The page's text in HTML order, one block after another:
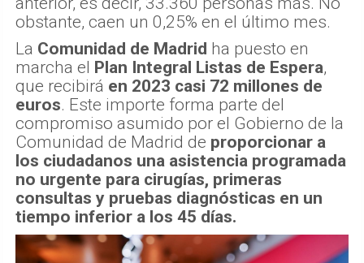
obstante, caen un 0,25% en el último mes.
La Comunidad de Madrid ha puesto en
marcha el Plan Integral Listas de Espera,
que recibirá en 2023 casi 72 millones de
euros. Este importe forma parte del
compromiso asumido por el Gobierno de la
Comunidad de Madrid de proporcionar a
los ciudadanos una asistencia programada
no urgente para cirugías, primeras
consultas y pruebas diagnósticas en un
tiempo inferior a los 45 días.